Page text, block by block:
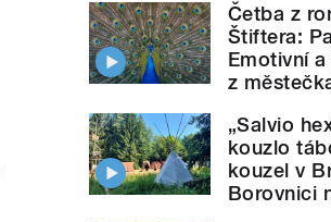
Četba z
Štiftera:
Emotivní
z
„Salvio
kouzlo
kouzel v
Borovnici